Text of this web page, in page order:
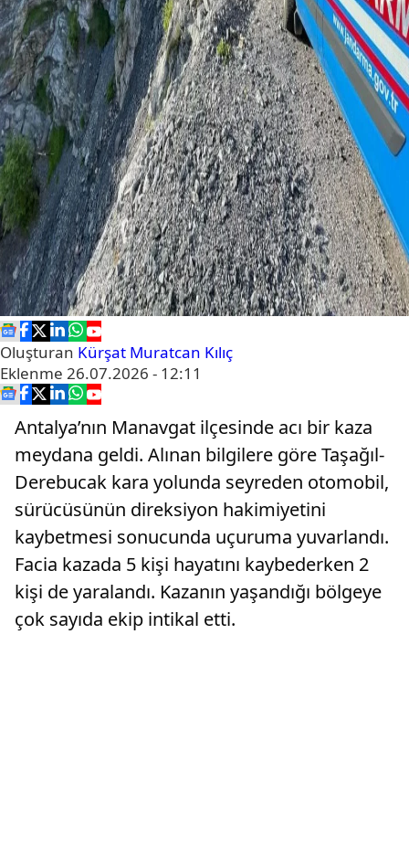
Oluşturan Kürşat Muratcan Kılıç
Eklenme 26.07.2026 - 12:11
Antalya’nın Manavgat ilçesinde acı bir kaza
meydana geldi. Alınan bilgilere göre Taşağıl-
Derebucak kara yolunda seyreden otomobil,
sürücüsünün direksiyon hakimiyetini
kaybetmesi sonucunda uçuruma yuvarlandı.
Facia kazada 5 kişi hayatını kaybederken 2
kişi de yaralandı. Kazanın yaşandığı bölgeye
çok sayıda ekip intikal etti.